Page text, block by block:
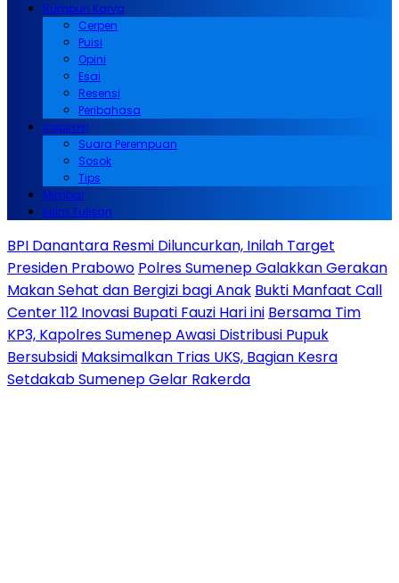
Rumpun Karya
Cerpen
Puisi
Opini
Esai
Resensi
Peribahasa
Inspirasi
Suara Perempuan
Sosok
Tips
Mimbar
Kirim Tulisan
BPI Danantara Resmi Diluncurkan, Inilah Target
Presiden Prabowo Polres Sumenep Galakkan Gerakan
Makan Sehat dan Bergizi bagi Anak Bukti Manfaat Call
Center 112 Inovasi Bupati Fauzi Hari ini Bersama Tim
KP3, Kapolres Sumenep Awasi Distribusi Pupuk
Bersubsidi Maksimalkan Trias UKS, Bagian Kesra
Setdakab Sumenep Gelar Rakerda